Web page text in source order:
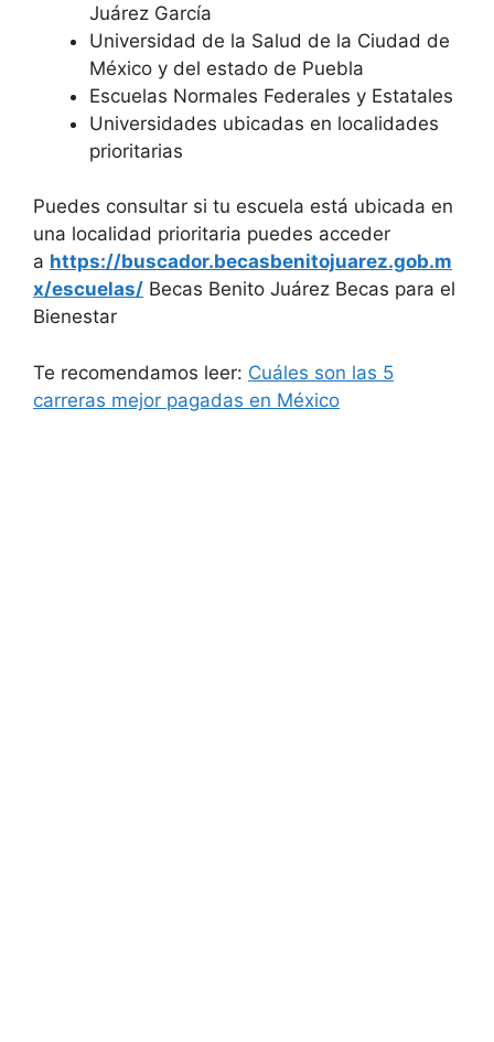
Juárez García
Universidad de la Salud de la Ciudad de
México y del estado de Puebla
Escuelas Normales Federales y Estatales
Universidades ubicadas en localidades
prioritarias
Puedes consultar si tu escuela está ubicada en
una localidad prioritaria puedes acceder
a https://buscador.becasbenitojuarez.gob.m
x/escuelas/ Becas Benito Juárez Becas para el
Bienestar
Te recomendamos leer: Cuáles son las 5
carreras mejor pagadas en México